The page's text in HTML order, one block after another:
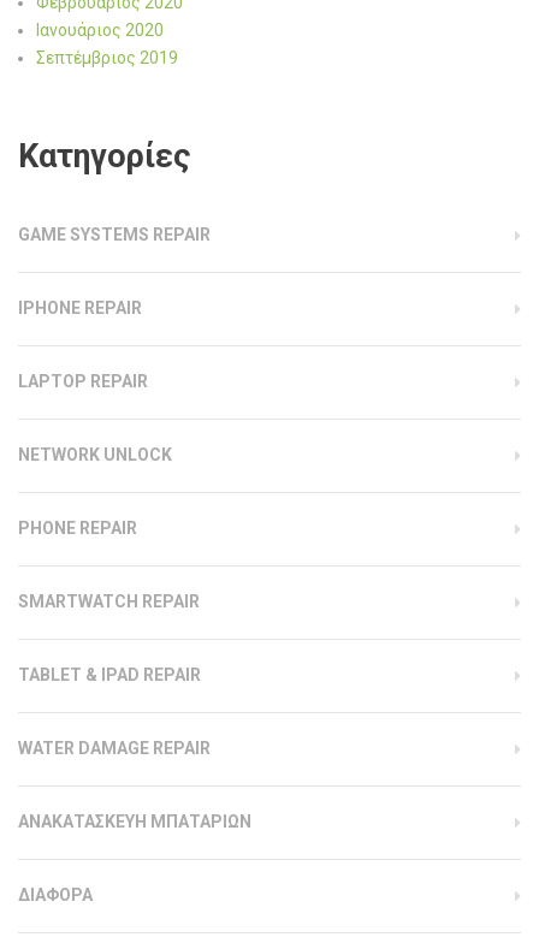
Ιανουάριος 2020
Σεπτέμβριος 2019
Kατηγορίες
GAME SYSTEMS REPAIR
IPHONE REPAIR
LAPTOP REPAIR
NETWORK UNLOCK
PHONE REPAIR
SMARTWATCH REPAIR
TABLET & IPAD REPAIR
WATER DAMAGE REPAIR
ΑΝΑΚΑΤΑΣΚΕΥΗ ΜΠΑΤΑΡΙΩΝ
ΔΙΑΦΟΡΑ